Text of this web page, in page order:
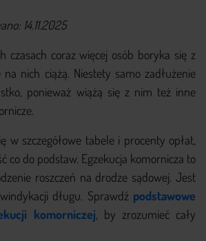
+48 579 779 543
14.11.2025
czasach coraz więcej osób boryka się z
na nich ciążą. Niestety samo zadłużenie
ponieważ wiążą się z nim też inne
w szczegółowe tabele i procenty opłat,
co do podstaw. Egzekucja komornicza to
roszczeń na drodze sądowej. Jest
długu. Sprawdź podstawowe
komorniczej, by zrozumieć cały